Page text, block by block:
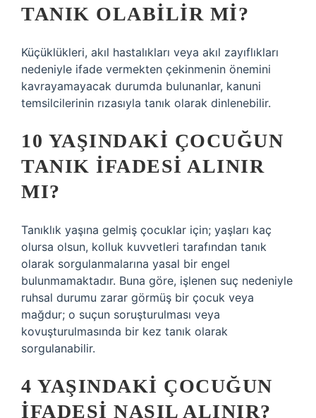
TANIK OLABILIR MI?
Küçüklükleri, akıl hastalıkları veya akıl zayıflıkları
nedeniyle ifade vermekten çekinmenin önemini
kavrayamayacak durumda bulunanlar, kanuni
temsilcilerinin rızasıyla tanık olarak dinlenebilir.
10 YAŞINDAKI ÇOCUĞUN
TANIK IFADESI ALINIR
MI?
Tanıklık yaşına gelmiş çocuklar için; yaşları kaç
olursa olsun, kolluk kuvvetleri tarafından tanık
olarak sorgulanmalarına yasal bir engel
bulunmamaktadır. Buna göre, işlenen suç nedeniyle
ruhsal durumu zarar görmüş bir çocuk veya
mağdur; o suçun soruşturulması veya
kovuşturulmasında bir kez tanık olarak
sorgulanabilir.
4 YAŞINDAKI ÇOCUĞUN
IFADESI NASIL ALINIR?